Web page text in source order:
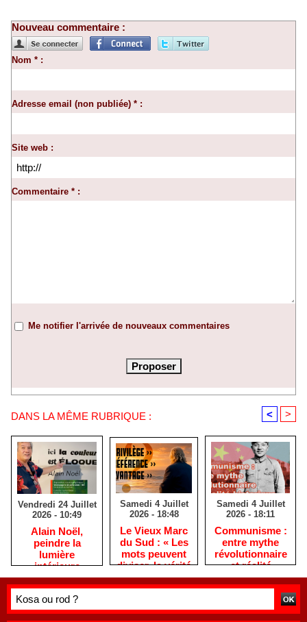
Nouveau commentaire :
Nom * :
Adresse email (non publiée) * :
Site web :
Commentaire * :
Me notifier l'arrivée de nouveaux commentaires
DANS LA MÊME RUBRIQUE : < >
Vendredi 24 Juillet
2026 - 10:49
​Alain Noël,
peindre la
lumière
intérieure
Samedi 4 Juillet
2026 - 18:48
​Le Vieux Marc
du Sud : « Les
mots peuvent
diviser, la vérité
rassemble »
Samedi 4 Juillet
2026 - 18:11
​Communisme :
entre mythe
révolutionnaire
et réalité
historique